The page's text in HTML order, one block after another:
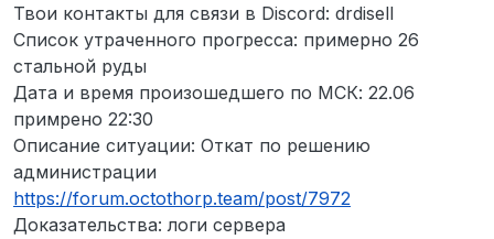
Твои контакты для связи в Discord: drdisell
Список утраченного прогресса: примерно 26
стальной руды
Дата и время произошедшего по МСК: 22.06
примрено 22:30
Описание ситуации: Откат по решению
администрации
https://forum.octothorp.team/post/7972
Доказательства: логи сервера